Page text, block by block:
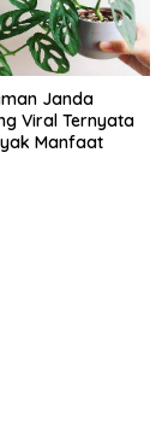
Janda
Viral Ternyata
Manfaat